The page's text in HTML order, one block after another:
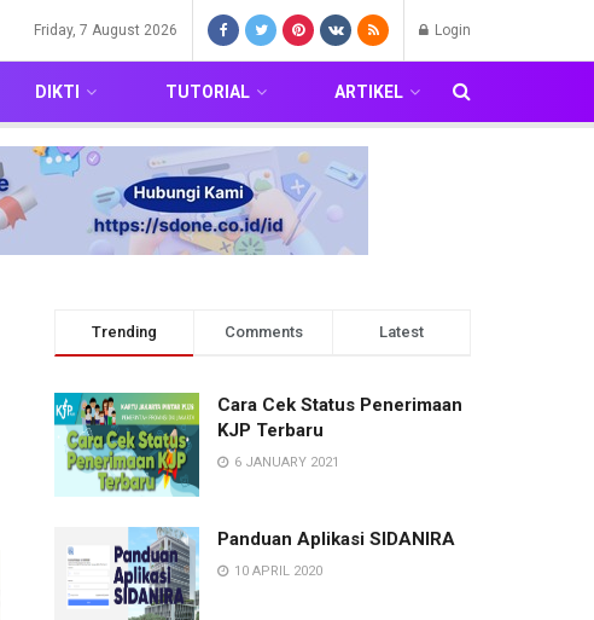
Friday, 7 August 2026 Login
DIKTI TUTORIAL ARTIKEL
Trending Comments Latest
Cara Cek Status Penerimaan
KJP Terbaru
6 JANUARY 2021
Panduan Aplikasi SIDANIRA
10 APRIL 2020